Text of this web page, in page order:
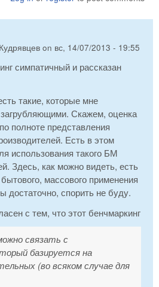
on вс, 14/07/2013 - 19:55
симпатичный и рассказан
такие, которые мне
Скажем, оценка
полноте представления
Есть в этом
использования такого БМ
Здесь, как можно видеть, есть
массового применения
достаточно, спорить не буду.
с тем, что этот бенчмаркинг
связать с
базируется на
(во всяком случае для